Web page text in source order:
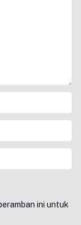
ini untuk